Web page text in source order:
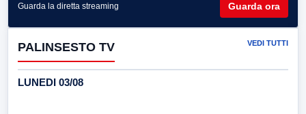
Guarda la diretta streaming Guarda ora
PALINSESTO TV VEDI TUTTI
LUNEDI 03/08